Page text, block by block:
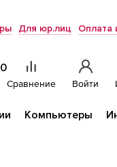
Для юр.лиц Оплата
Сравнение Войти
Компьютеры